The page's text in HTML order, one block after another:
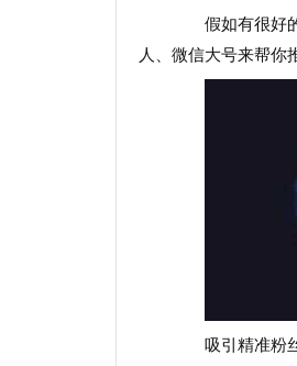
假如有很好的
人、微信大号来帮你
吸引精准粉丝